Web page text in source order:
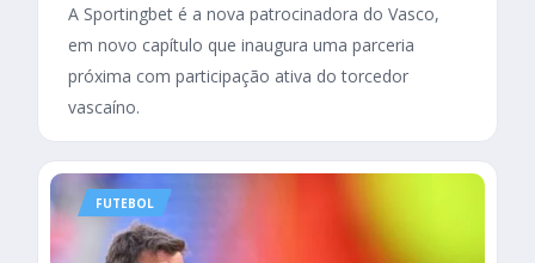
A Sportingbet é a nova patrocinadora do Vasco,
em novo capítulo que inaugura uma parceria
próxima com participação ativa do torcedor
vascaíno.
FUTEBOL